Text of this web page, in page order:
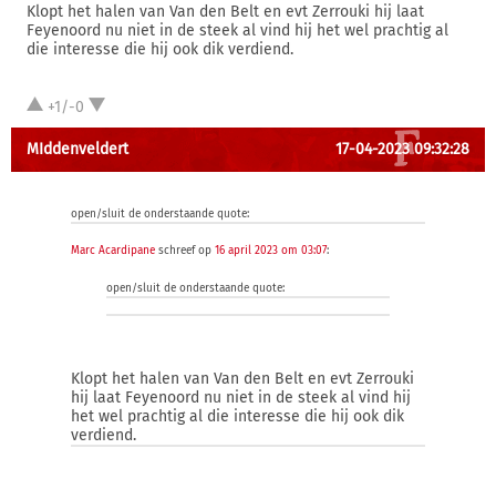
Klopt het halen van Van den Belt en evt Zerrouki hij laat
Feyenoord nu niet in de steek al vind hij het wel prachtig al
die interesse die hij ook dik verdiend.
+1/-0
MIddenveldert 17-04-2023 09:32:28
open/sluit de onderstaande quote:
Marc Acardipane schreef op 16 april 2023 om 03:07:
open/sluit de onderstaande quote:
Klopt het halen van Van den Belt en evt Zerrouki
hij laat Feyenoord nu niet in de steek al vind hij
het wel prachtig al die interesse die hij ook dik
verdiend.